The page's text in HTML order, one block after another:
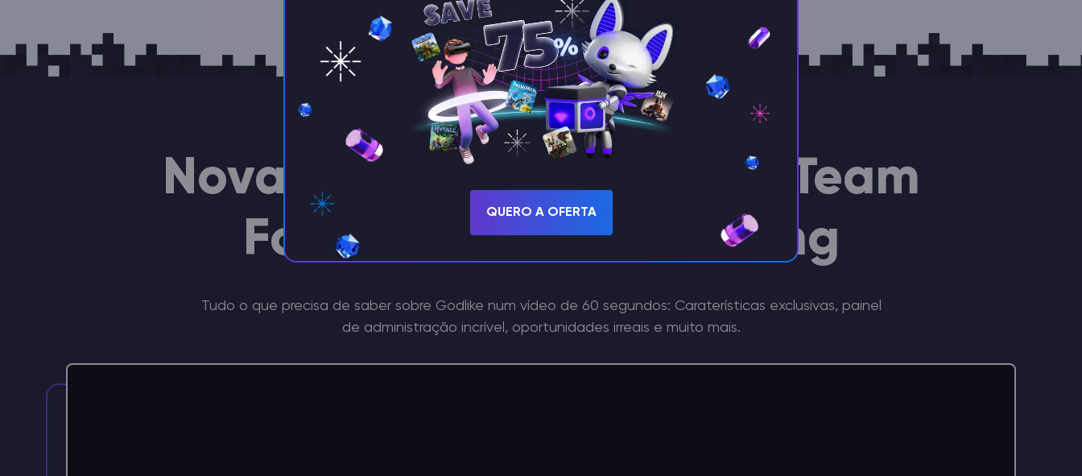
Nova geração de Godlike Team
Fortress 2 Server Hosting
Tudo o que precisa de saber sobre Godlike num vídeo de 60 segundos: Caraterísticas exclusivas, painel
de administração incrível, oportunidades irreais e muito mais.
QUERO A OFERTA